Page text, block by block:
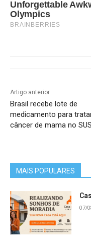
Unforgettable
Olympics
BRAINBERRIES
Artigo anterior
Brasil recebe lote de
medicamento para
câncer de mama no SUS
MAIS POPULARES
07/